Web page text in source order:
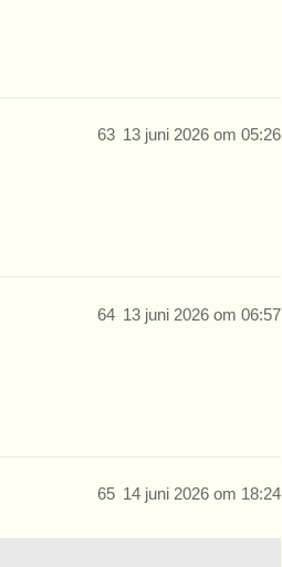
13 juni 2026 om 05:26
63
13 juni 2026 om 06:57
64
14 juni 2026 om 18:24
65